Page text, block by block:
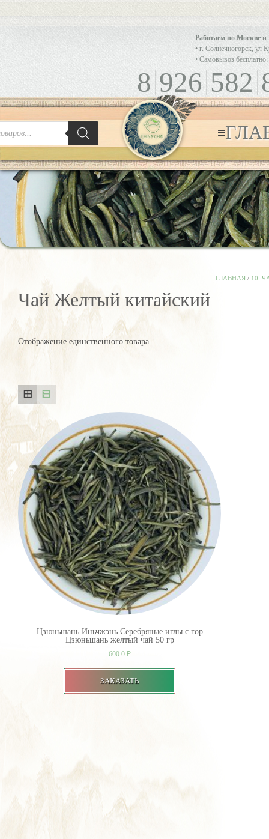
Работаем по Москве
• г. Солнечногорск, ул
• Самовывоз
8 926 582
ГЛАВНАЯ / 10.
Чай Желтый китайский
Отображение единственного товара
Цзюньшань Иньчжэнь Серебряные иглы с гор
Цзюньшань желтый чай 50 гр
600.0 ₽
ЗАКАЗАТЬ